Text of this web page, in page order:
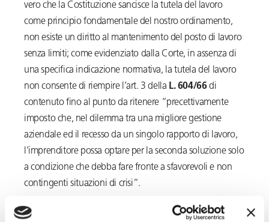
vero che la Costituzione sancisce la tutela del lavoro
come principio fondamentale del nostro ordinamento,
non esiste un diritto al mantenimento del posto di lavoro
senza limiti; come evidenziato dalla Corte, in assenza di
una specifica indicazione normativa, la tutela del lavoro
non consente di riempire l’art. 3 della L. 604/66di
contenuto fino al punto da ritenere “precettivamente
imposto che, nel dilemma tra una migliore gestione
aziendale ed il recesso da un singolo rapporto di lavoro,
l’imprenditore possa optare per la seconda soluzione solo
a condizione che debba fare fronte a sfavorevoli e non
contingenti situazioni di crisi”.
A ciò si aggiunga che l’art. 41 comma 3 Cost. prevede